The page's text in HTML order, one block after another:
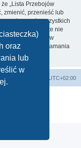
oraz
lub
w
„Lista Przebojów
zmienić, przenieść lub
zapisywanie wszystkich
Informacje te nie
„Lista Przebojów
za włamania
danych.
UTC+02:00